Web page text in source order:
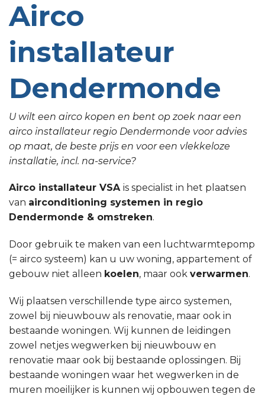
Airco
installateur
Dendermonde
U wilt een airco kopen en bent op zoek naar een
airco installateur regio Dendermonde voor advies
op maat, de beste prijs en voor een vlekkeloze
installatie, incl. na-service?
Airco installateur VSA is specialist in het plaatsen
van airconditioning systemen in regio
Dendermonde & omstreken.
Door gebruik te maken van een luchtwarmtepomp
(= airco systeem) kan u uw woning, appartement of
gebouw niet alleen koelen, maar ook verwarmen.
Wij plaatsen verschillende type airco systemen,
zowel bij nieuwbouw als renovatie, maar ook in
bestaande woningen. Wij kunnen de leidingen
zowel netjes wegwerken bij nieuwbouw en
renovatie maar ook bij bestaande oplossingen. Bij
bestaande woningen waar het wegwerken in de
muren moeilijker is kunnen wij opbouwen tegen de